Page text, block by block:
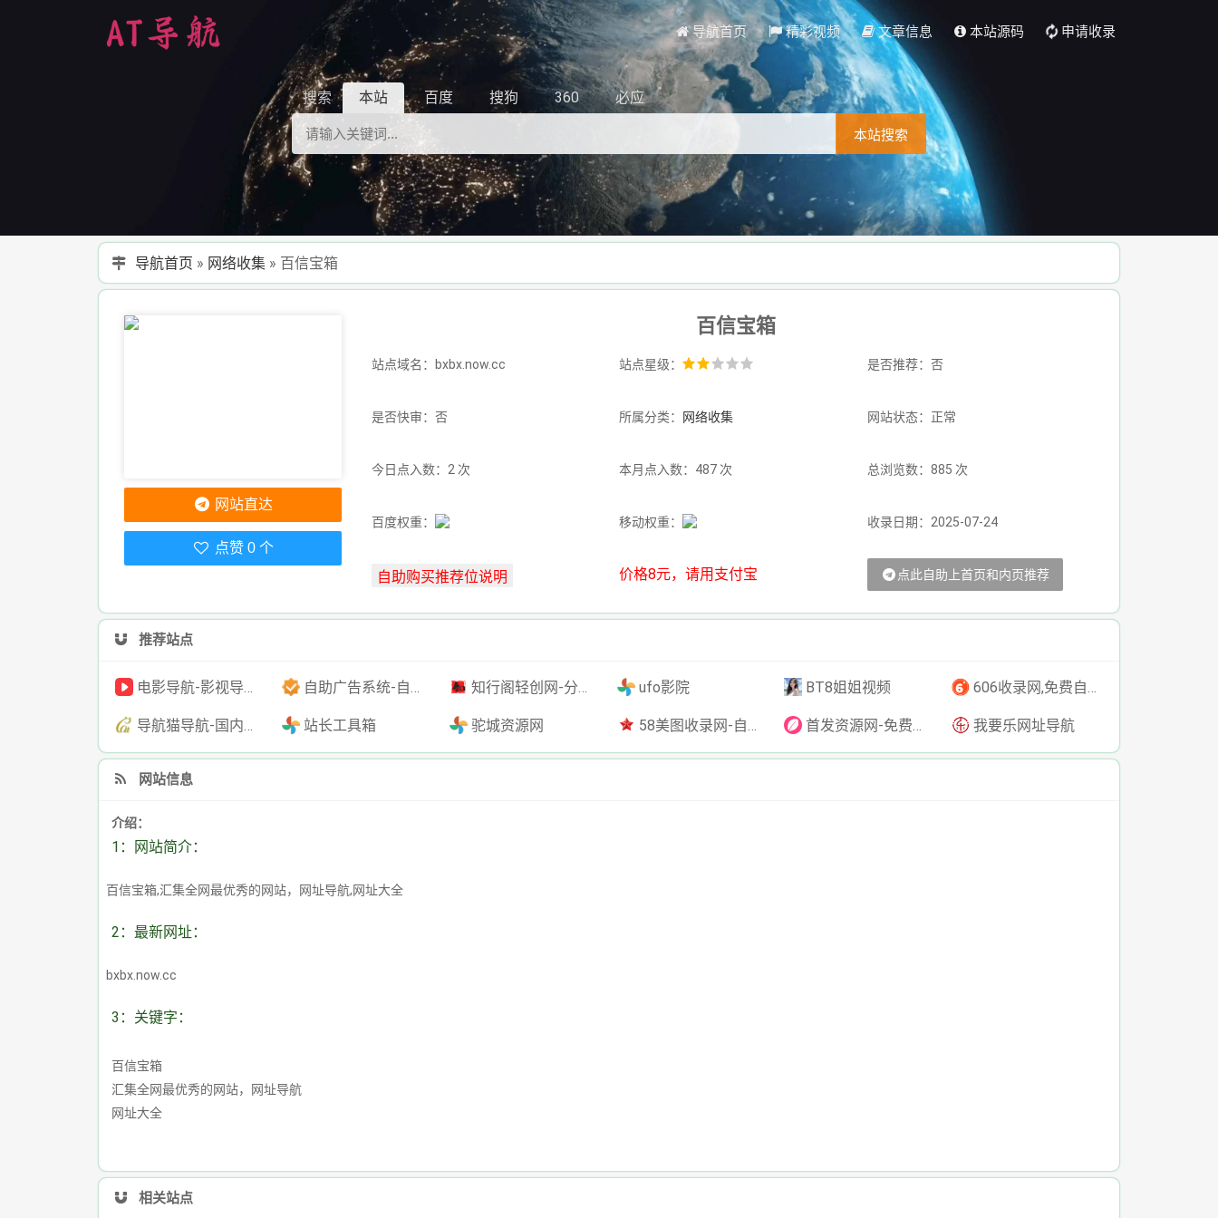
导航首页 精彩视频 文章信息 本站源码 申请收录
搜索 本站 百度 搜狗 360 必应
本站搜索
导航首页 » 网络收集 » 百信宝箱
百信宝箱
站点域名：bxbx.now.cc 站点星级： 是否推荐：否
是否快审：否 所属分类： 网络收集 网站状态：正常
今日点入数：2 次 本月点入数：487 次 总浏览数：885 次
百度权重： 移动权重： 收录日期：2025-07-24
价格8元，请用支付宝 点此自助上首页和内页推荐
网站直达
点赞 0 个
推荐站点
电影导航-影视导航-电影搜索-影视搜索-电影站收录 自助广告系统-自助广告源码-自助投放广告插件 知行阁轻创网-分享网络赚钱项目-全网首发副业项目实操平台-副业创业项目网 ufo影院 BT8姐姐视频 606收录网,免费自动秒收录网址,提供自动收录,网站导航大全源码,自动链,友情链接交换。
导航猫导航-国内专业的技术资源网分类平台 站长工具箱 驼城资源网 58美图收录网-自动收录网站-流量交换-自动链 首发资源网-免费资源下载-最新php源码下载-热门资源下载 我要乐网址导航
网站信息
介绍：
1：网站简介：
百信宝箱,汇集全网最优秀的网站，网址导航,网址大全
2：最新网址：
bxbx.now.cc
3：关键字：
百信宝箱
汇集全网最优秀的网站，网址导航
网址大全
相关站点